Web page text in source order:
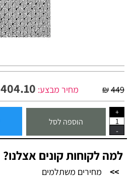
₪449 מחיר מבצע: 404.10
הוספה לסל
למה לקוחות קונים אצלנו?
>>
מחירים משתלמים